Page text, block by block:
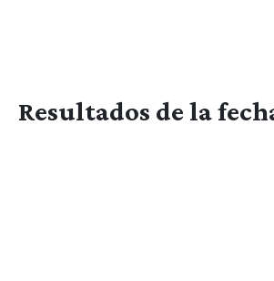
Resultados de la